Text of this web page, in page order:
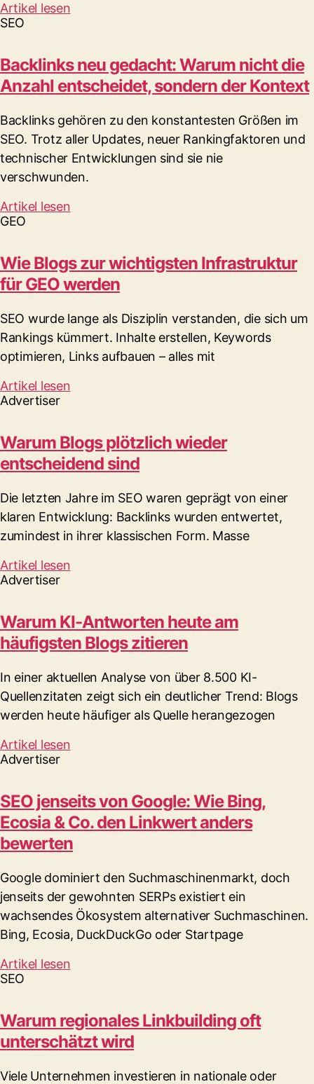
Artikel lesen
SEO
Backlinks neu gedacht: Warum nicht die
Anzahl entscheidet, sondern der Kontext
Backlinks gehören zu den konstantesten Größen im
SEO. Trotz aller Updates, neuer Rankingfaktoren und
technischer Entwicklungen sind sie nie
verschwunden.
Artikel lesen
GEO
Wie Blogs zur wichtigsten Infrastruktur
für GEO werden
SEO wurde lange als Disziplin verstanden, die sich um
Rankings kümmert. Inhalte erstellen, Keywords
optimieren, Links aufbauen – alles mit
Artikel lesen
Advertiser
Warum Blogs plötzlich wieder
entscheidend sind
Die letzten Jahre im SEO waren geprägt von einer
klaren Entwicklung: Backlinks wurden entwertet,
zumindest in ihrer klassischen Form. Masse
Artikel lesen
Advertiser
Warum KI-Antworten heute am
häufigsten Blogs zitieren
In einer aktuellen Analyse von über 8.500 KI-
Quellenzitaten zeigt sich ein deutlicher Trend: Blogs
werden heute häufiger als Quelle herangezogen
Artikel lesen
Advertiser
SEO jenseits von Google: Wie Bing,
Ecosia & Co. den Linkwert anders
bewerten
Google dominiert den Suchmaschinenmarkt, doch
jenseits der gewohnten SERPs existiert ein
wachsendes Ökosystem alternativer Suchmaschinen.
Bing, Ecosia, DuckDuckGo oder Startpage
Artikel lesen
SEO
Warum regionales Linkbuilding oft
unterschätzt wird
Viele Unternehmen investieren in nationale oder